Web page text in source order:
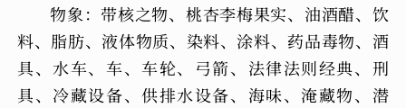
物象：带核之物、桃杏李梅果实、油酒醋、饮
料、脂肪、液体物质、染料、涂料、药品毒物、酒
具、水车、车、车轮、弓箭、法律法则经典、刑
具、冷藏设备、供排水设备、海味、淹藏物、潜